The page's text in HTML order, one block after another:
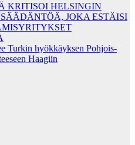
KRITISOI HELSINGIN
JOKA ESTÄISI
Turkin hyökkäyksen Pohjois-
Haagiin